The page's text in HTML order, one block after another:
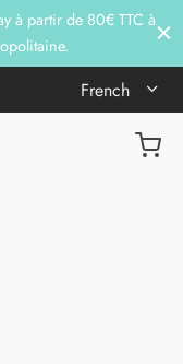
à partir de 80€ TTC à
French